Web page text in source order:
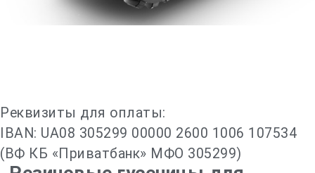
Реквизиты для оплаты:
IBAN: UA08 305299 00000 2600 1006 107534
(ВФ КБ «Приватбанк» МФО 305299)